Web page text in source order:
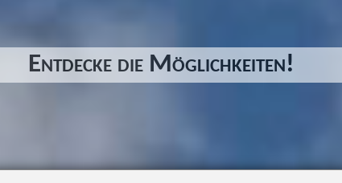
Entdecke die Möglichkeiten!